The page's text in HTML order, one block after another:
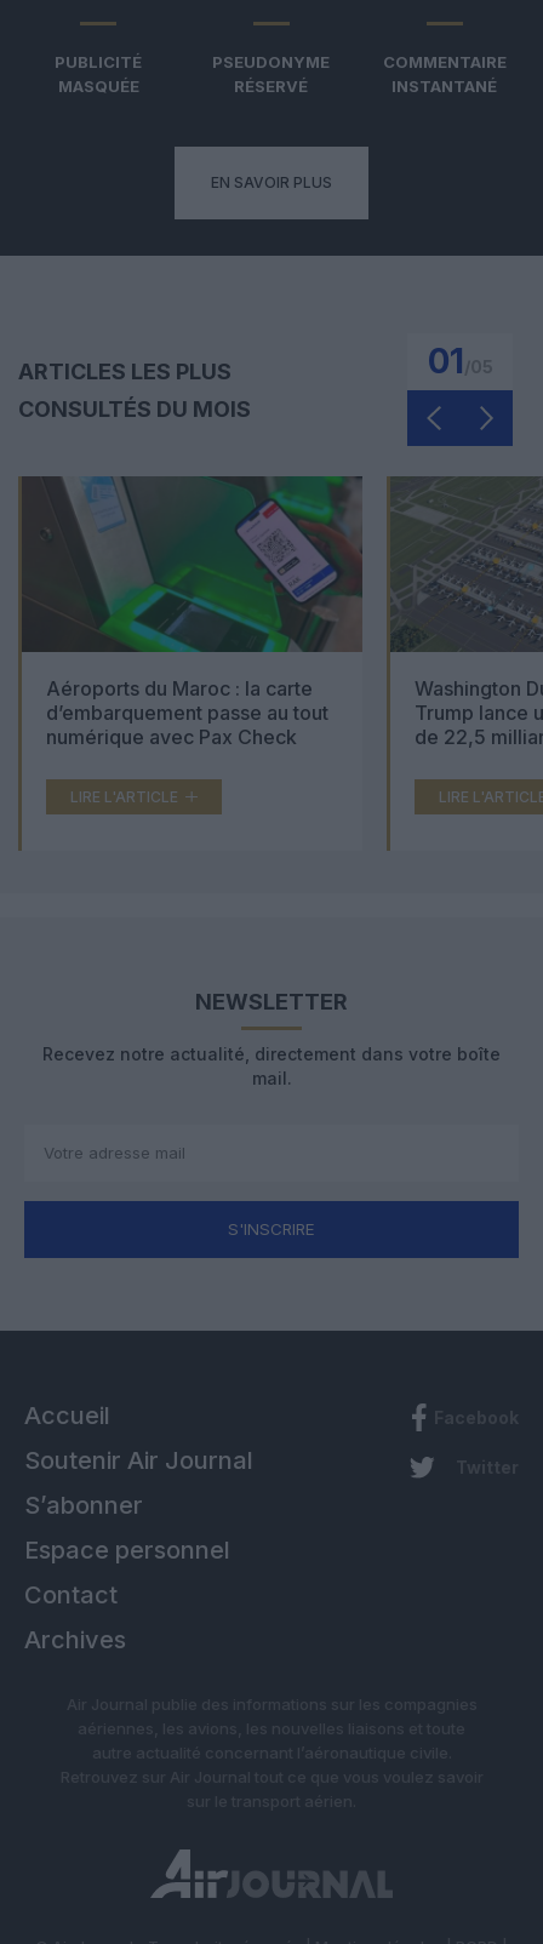
PUBLICITÉ
MASQUÉE
PSEUDONYME
RÉSERVÉ
COMMENTAIRE
INSTANTANÉ
EN SAVOIR PLUS
ARTICLES LES PLUS
CONSULTÉS DU MOIS
01
Aéroports du Maroc : la carte
d’embarquement passe au tout
numérique avec Pax Check
LIRE L'ARTICLE
Washington
Trump lance
de 22,5
LIRE
NEWSLETTER
Recevez notre actualité, directement dans votre boîte
mail.
S'INSCRIRE
Accueil
Soutenir Air Journal
S’abonner
Espace personnel
Contact
Archives